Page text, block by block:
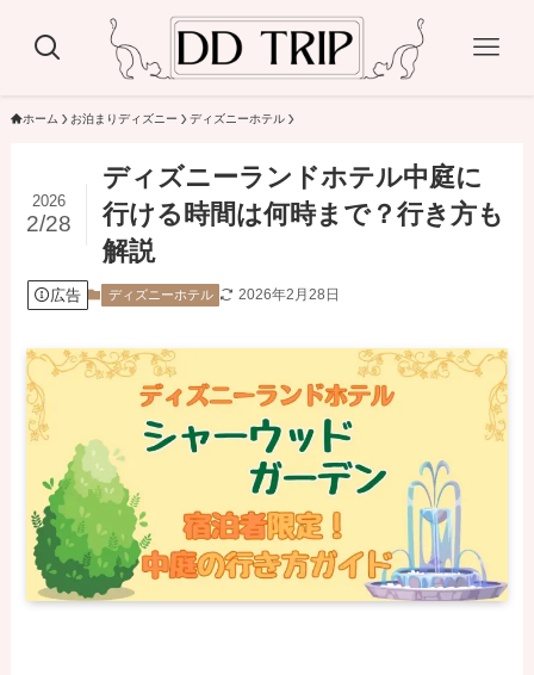
ホーム お泊まりディズニー ディズニーホテル
ディズニーランドホテル中庭に
行ける時間は何時まで？行き方も
解説
2026
2/28
広告 ディズニーホテル 2026年2月28日